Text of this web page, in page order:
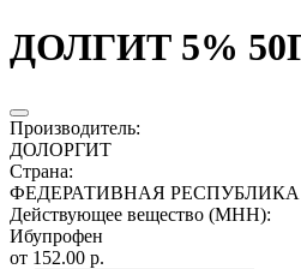
ДОЛГИТ 5%
Производитель:
ДОЛОРГИТ
Страна:
ФЕДЕРАТИВНАЯ
Действующее вещество (МНН):
Ибупрофен
от 152.00 р.